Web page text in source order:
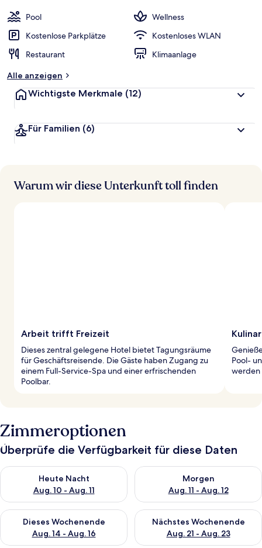
Pool
Wellness
Kostenlose Parkplätze
Kostenloses WLAN
Restaurant
Klimaanlage
Alle anzeigen
Wichtigste Merkmale (12)
Für Familien (6)
Warum wir diese Unterkunft toll finden
Arbeit trifft Freizeit
Dieses zentral gelegene Hotel bietet Tagungsräume
für Geschäftsreisende. Die Gäste haben Zugang zu
einem Full-Service-Spa und einer erfrischenden
Poolbar.
Pool-
werden
Zimmeroptionen
Überprüfe die Verfügbarkeit für diese Daten
Heute Nacht
Aug. 10 - Aug. 11
Überprüfe die Verfügbarkeit für heute Nacht, Aug. 10 - Aug.
Morgen
Aug. 11 - Aug. 12
Überprüfe die Verfügbarkeit
Dieses Wochenende
Aug. 14 - Aug. 16
Überprüfe die Verfügbarkeit für dieses Wochenende, Aug. 14
Nächstes Wochenende
Aug. 21 - Aug. 23
Überprüfe die Verfügbarkeit